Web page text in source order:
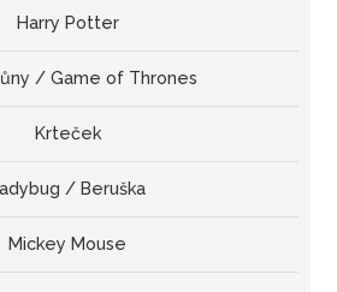
Harry Potter
/ Game of Thrones
Krteček
/ Beruška
Mickey Mouse